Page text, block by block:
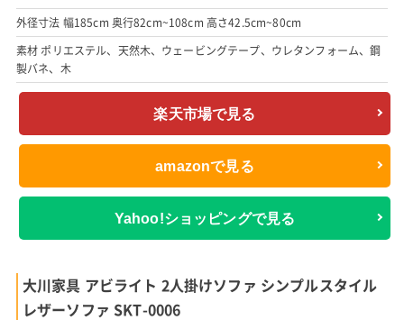
外径寸法 幅185cm 奥行82cm~108cm 高さ42.5cm~80cm
素材 ポリエステル、天然木、ウェービングテープ、ウレタンフォーム、鋼
製バネ、木
楽天市場で見る
amazonで見る
Yahoo!ショッピングで見る
大川家具 アビライト 2人掛けソファ シンプルスタイル
レザーソファ SKT-0006